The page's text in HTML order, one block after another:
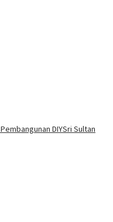
DIYSri Sultan